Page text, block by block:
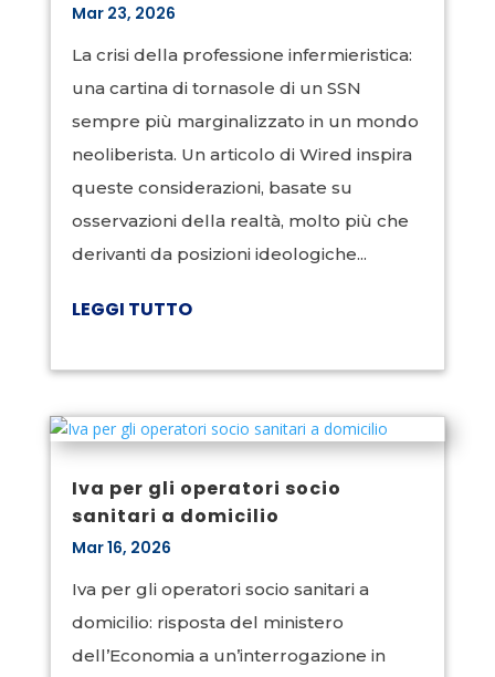
Mar 23, 2026
La crisi della professione infermieristica:
una cartina di tornasole di un SSN
sempre più marginalizzato in un mondo
neoliberista. Un articolo di Wired inspira
queste considerazioni, basate su
osservazioni della realtà, molto più che
derivanti da posizioni ideologiche...
LEGGI TUTTO
Iva per gli operatori socio
sanitari a domicilio
Mar 16, 2026
Iva per gli operatori socio sanitari a
domicilio: risposta del ministero
dell’Economia a un’interrogazione in